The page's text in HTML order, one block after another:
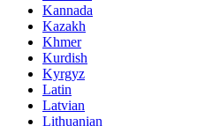
Kannada
Kazakh
Khmer
Kurdish
Kyrgyz
Latin
Latvian
Lithuanian